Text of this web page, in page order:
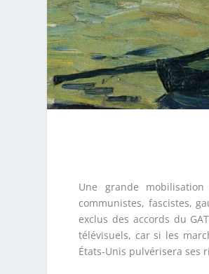
Une grande
communistes, fascistes,
exclus des accords du
télévisuels, car si les
États-Unis pulvérisera ses